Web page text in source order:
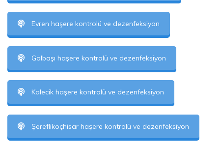
Evren haşere kontrolü ve dezenfeksiyon
Gölbaşı haşere kontrolü ve dezenfeksiyon
Kalecik haşere kontrolü ve dezenfeksiyon
Şereflikoçhisar haşere kontrolü ve dezenfeksiyon